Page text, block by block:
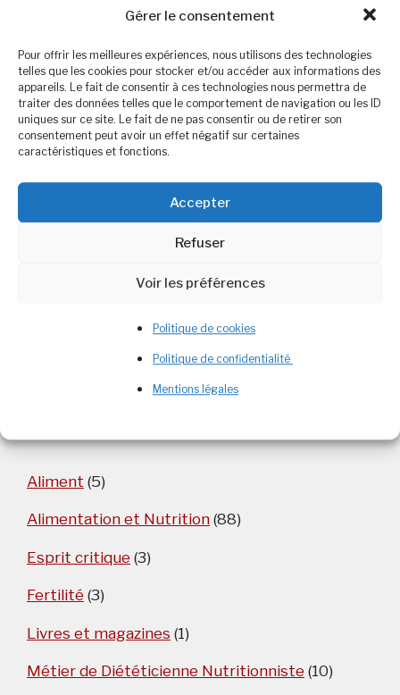
Gérer le consentement
Pour offrir les meilleures expériences, nous utilisons des technologies
telles que les cookies pour stocker et/ou accéder aux informations des
appareils. Le fait de consentir à ces technologies nous permettra de
traiter des données telles que le comportement de navigation ou les ID
uniques sur ce site. Le fait de ne pas consentir ou de retirer son
consentement peut avoir un effet négatif sur certaines
caractéristiques et fonctions.
Accepter
Refuser
Voir les préférences
Politique de cookies
Politique de confidentialité
Mentions légales
passionnée, je partage ici une diététique
engagée & bienveillante.
Rechercher :
Dérives sectaire en nutrition
Aliment (5)
Alimentation et Nutrition (88)
Esprit critique (3)
Fertilité (3)
Livres et magazines (1)
Métier de Diététicienne Nutritionniste (10)